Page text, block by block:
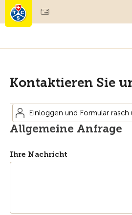
Mitgliedschaft & Leistungen
Kontaktieren Sie
Einloggen und Formular
Allgemeine Anfrage
Ihre Nachricht